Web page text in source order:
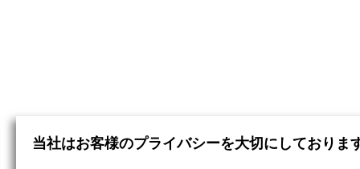
当社はお客様のプライバシーを大切にしておりま